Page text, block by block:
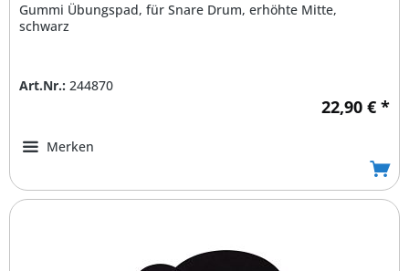
Gummi Übungspad, für Snare Drum, erhöhte Mitte,
schwarz
Art.Nr.: 244870
22,90 € *
Merken